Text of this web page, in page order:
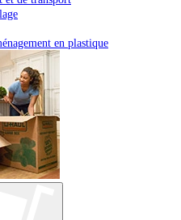
en plastique